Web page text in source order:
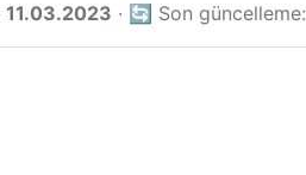
11.03.2023 · 🔄 Son güncelleme: